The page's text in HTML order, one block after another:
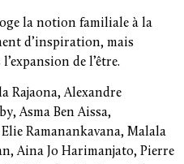
la notion familiale à la
d’inspiration, mais
de l’être.
Rajaona, Alexandre
Asma Ben Aissa,
Ramanankavana, Malala
Aina Jo Harimanjato, Pierre